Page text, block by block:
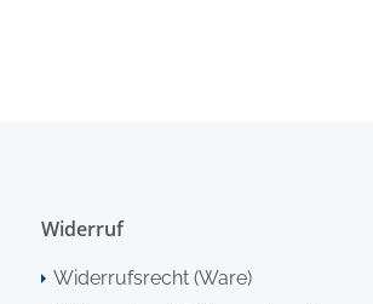
Widerruf
Widerrufsrecht (Ware)